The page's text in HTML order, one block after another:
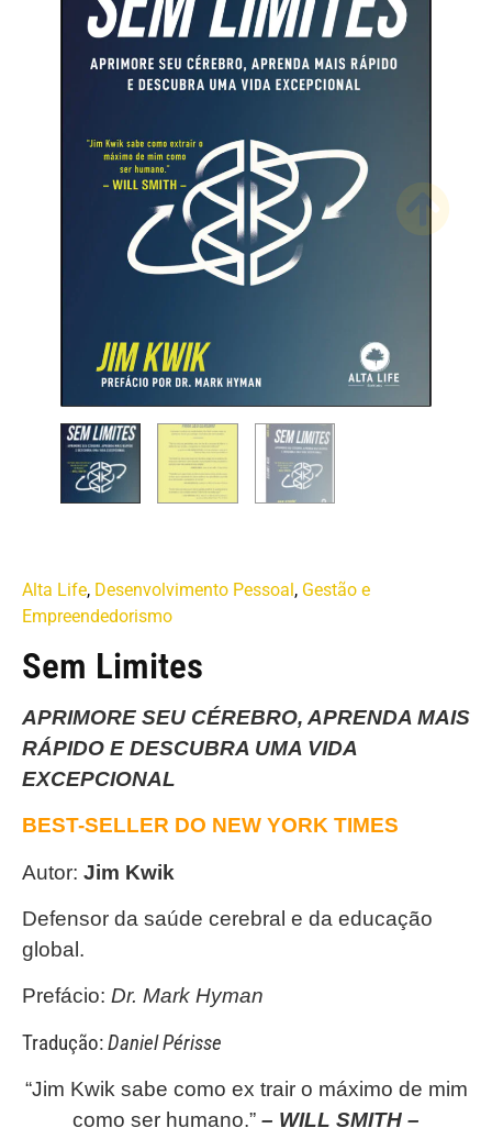
Alta Life, Desenvolvimento Pessoal, Gestão e
Empreendedorismo
Sem Limites
APRIMORE SEU CÉREBRO, APRENDA MAIS
RÁPIDO E DESCUBRA UMA VIDA
EXCEPCIONAL
BEST-SELLER DO NEW YORK TIMES
Autor: Jim Kwik
Defensor da saúde cerebral e da educação
global.
Prefácio: Dr. Mark Hyman
Tradução:Daniel Périsse
“Jim Kwik sabe como ex trair o máximo de mim
como ser humano.” – WILL SMITH –